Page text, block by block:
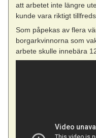
att arbetet inte längre
kunde vara riktigt
Som påpekas av flera
borgarkvinnorna som
arbete skulle innebära